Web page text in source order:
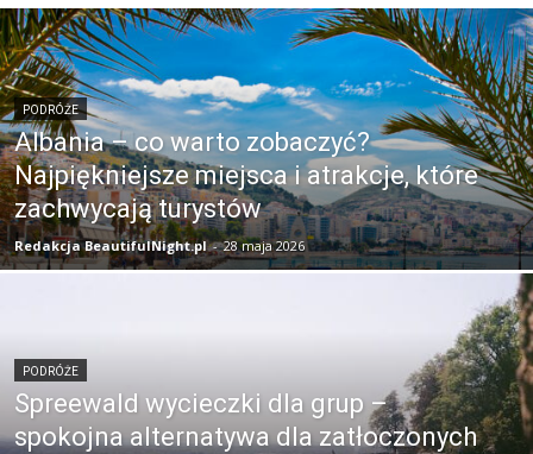
PODRÓŻE
Albania – co warto zobaczyć?
Najpiękniejsze miejsca i atrakcje, które
zachwycają turystów
Redakcja BeautifulNight.pl - 28 maja 2026
PODRÓŻE
Spreewald wycieczki dla grup –
spokojna alternatywa dla zatłoczonych